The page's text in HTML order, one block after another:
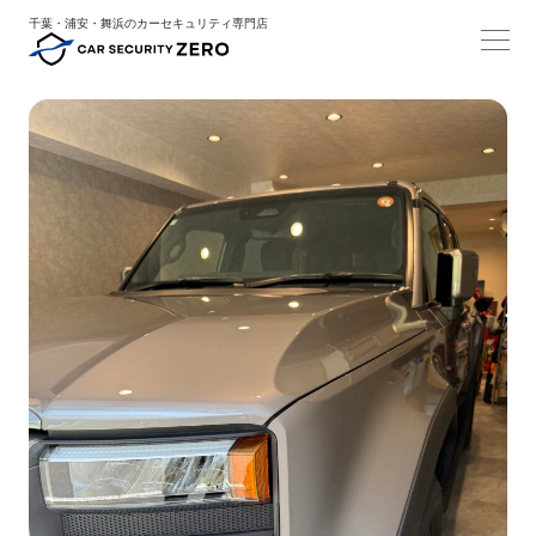
千葉・浦安・舞浜のカーセキュリティ専門店